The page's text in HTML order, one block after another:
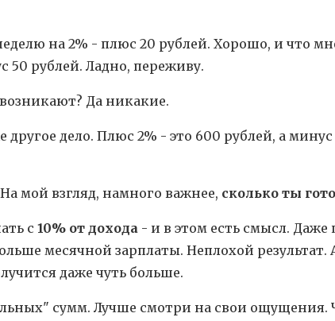
на 2% - плюс 20 рублей. Хорошо, и что
50 рублей. Ладно, переживу.
Да никакие.
другое дело. Плюс 2% - это 600 рублей, а
мой взгляд, намного важнее, сколько ты
с 10% от дохода - и в этом есть смысл. Даже
месячной зарплаты. Неплохой результат.
даже чуть больше.
сумм. Лучше смотри на свои ощущения.